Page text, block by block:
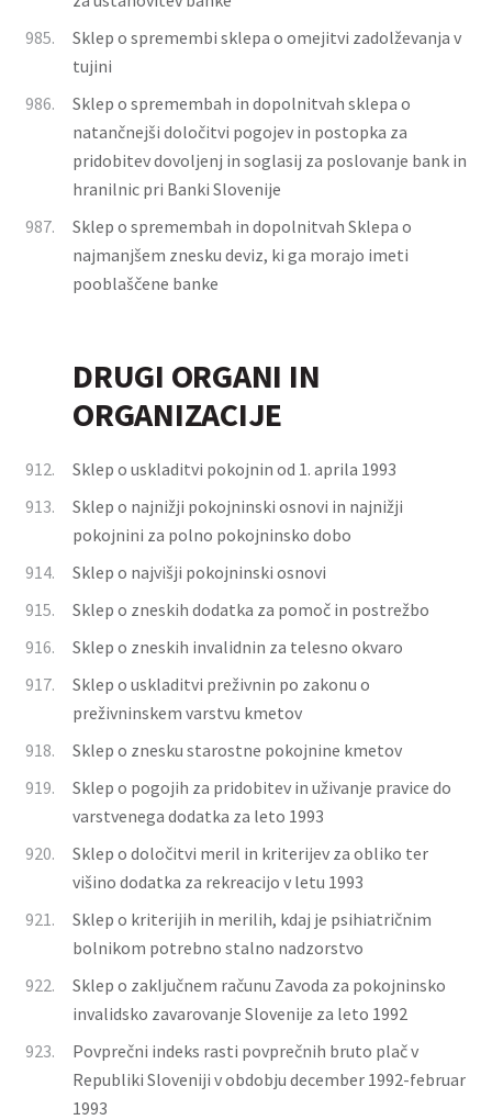
985.
Sklep o spremembi sklepa o omejitvi zadolževanja v
tujini
986.
Sklep o spremembah in dopolnitvah sklepa o
natančnejši določitvi pogojev in postopka za
pridobitev dovoljenj in soglasij za poslovanje bank in
hranilnic pri Banki Slovenije
987.
Sklep o spremembah in dopolnitvah Sklepa o
najmanjšem znesku deviz, ki ga morajo imeti
pooblaščene banke
DRUGI ORGANI IN
ORGANIZACIJE
912.
Sklep o uskladitvi pokojnin od 1. aprila 1993
913.
Sklep o najnižji pokojninski osnovi in najnižji
pokojnini za polno pokojninsko dobo
914.
Sklep o najvišji pokojninski osnovi
915.
Sklep o zneskih dodatka za pomoč in postrežbo
916.
Sklep o zneskih invalidnin za telesno okvaro
917.
Sklep o uskladitvi preživnin po zakonu o
preživninskem varstvu kmetov
918.
Sklep o znesku starostne pokojnine kmetov
919.
Sklep o pogojih za pridobitev in uživanje pravice do
varstvenega dodatka za leto 1993
920.
Sklep o določitvi meril in kriterijev za obliko ter
višino dodatka za rekreacijo v letu 1993
921.
Sklep o kriterijih in merilih, kdaj je psihiatričnim
bolnikom potrebno stalno nadzorstvo
922.
Sklep o zaključnem računu Zavoda za pokojninsko
invalidsko zavarovanje Slovenije za leto 1992
923.
Povprečni indeks rasti povprečnih bruto plač v
Republiki Sloveniji v obdobju december 1992-februar
1993